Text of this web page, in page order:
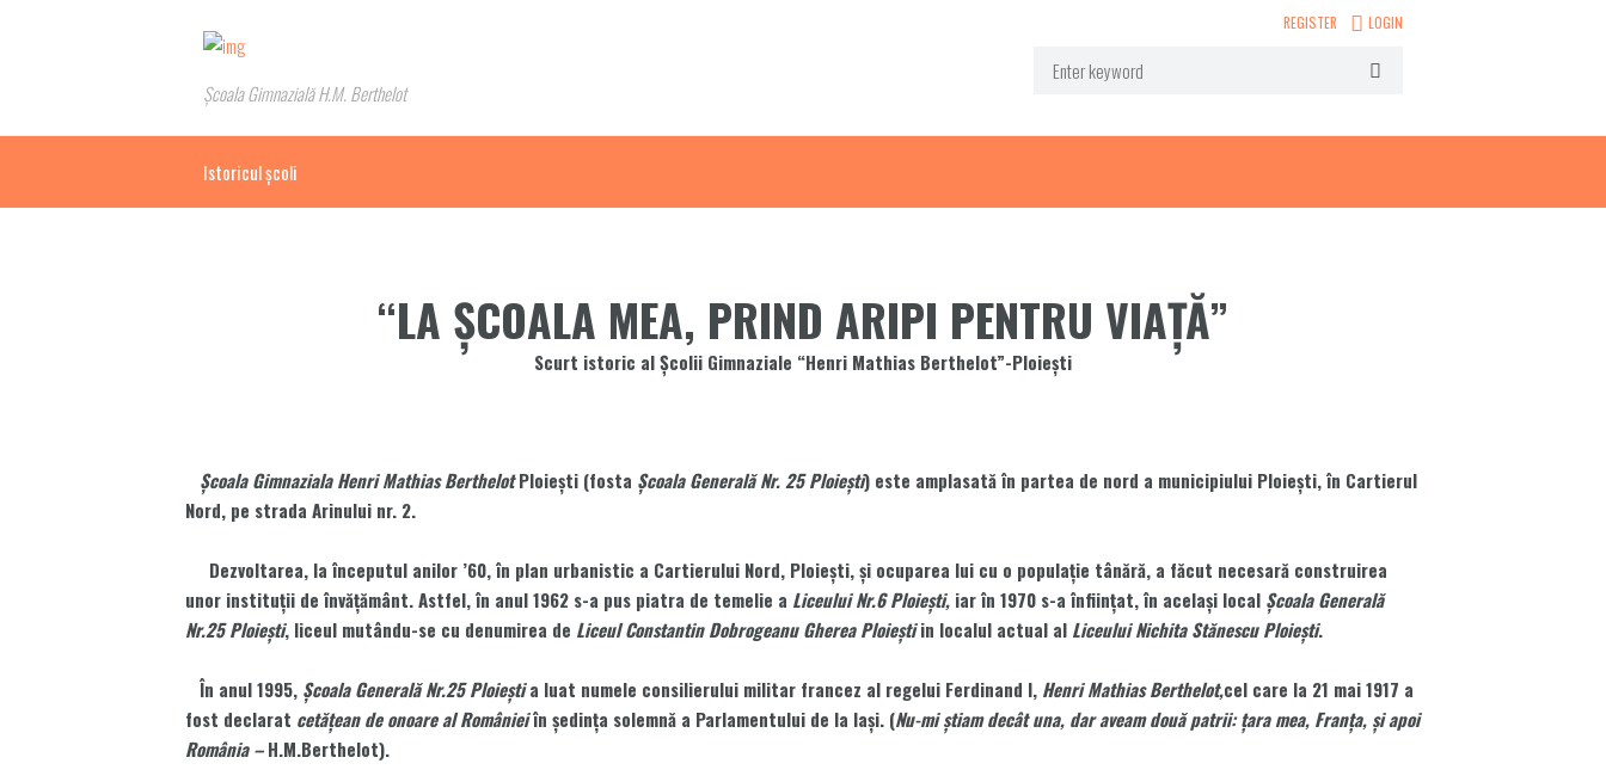
REGISTER LOGIN
Școala Gimnazială H.M. Berthelot
Istoricul școli
“LA ȘCOALA MEA, PRIND ARIPI PENTRU VIAȚĂ”
Scurt istoric al Școlii Gimnaziale “Henri Mathias Berthelot”-Ploiești
Şcoala Gimnaziala Henri Mathias BerthelotPloieşti (fosta Şcoala Generală Nr. 25 Ploieşti) este amplasată în partea de nord a municipiului Ploieşti, în Cartierul
Nord, pe strada Arinului nr. 2.
Dezvoltarea, la începutul anilor ’60, în plan urbanistic a Cartierului Nord, Ploieşti, şi ocuparea lui cu o populaţie tânără, a făcut necesară construirea
unor instituţii de învăţământ. Astfel, în anul 1962 s-a pus piatra de temelie a Liceului Nr.6 Ploieşti, iar în 1970 s-a înfiinţat, în acelaşi local Şcoala Generală
Nr.25 Ploieşti, liceul mutându-se cu denumirea de Liceul Constantin Dobrogeanu Gherea Ploieştiin localul actual al Liceului Nichita Stănescu Ploieşti.
În anul 1995, Şcoala Generală Nr.25 Ploieştia luat numele consilierului militar francez al regelui Ferdinand I, Henri Mathias Berthelot,cel care la 21 mai 1917 a
fost declarat cetăţean de onoare al Românieiîn şedinţa solemnă a Parlamentului de la Iaşi. (Nu-mi ştiam decât una, dar aveam două patrii: ţara mea, Franţa, şi apoi
România –H.M.Berthelot).